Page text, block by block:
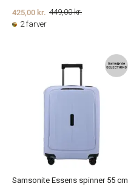
449,00 kr.
425,00 kr.
2 farver
Samsonite Essens spinner 55 cm